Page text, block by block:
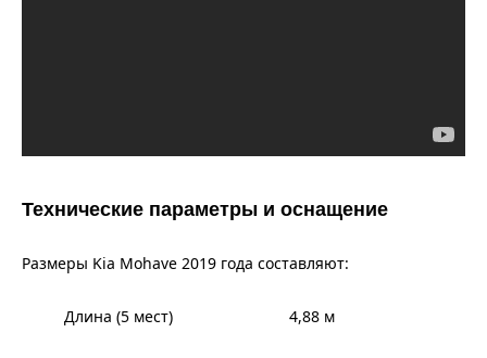
Технические параметры и оснащение
Размеры Kia Mohave 2019 года составляют:
Длина (5 мест) 4,88 м